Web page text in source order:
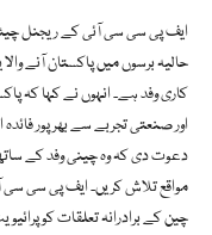
ایف پی سی سی آئی کے ریجنل
حالیہ برسوں میں پاکستان آنے
کاری وفد ہے۔ انہوں نے کہا کہ
اور صنعتی تجربے سے بھرپور
دعوت دی کہ وہ چینی وفد کے ساتھ
مواقع تلاش کریں۔ ایف پی سی سی
چین کے برادرانہ تعلقات کو